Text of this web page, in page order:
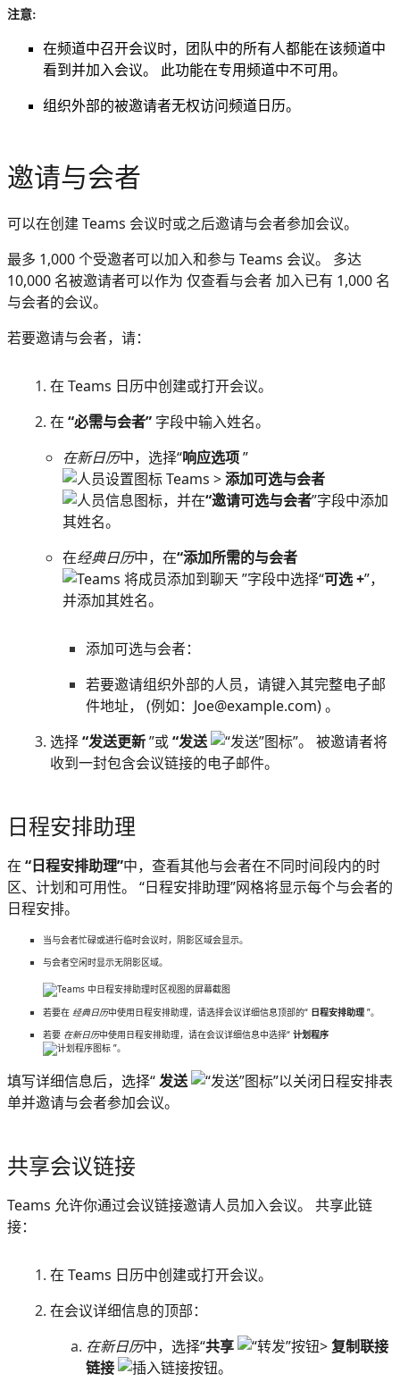
注意:
在频道中召开会议时，团队中的所有人都能在该频道中
看到并加入会议。 此功能在专用频道中不可用。
组织外部的被邀请者无权访问频道日历。
邀请与会者
可以在创建 Teams 会议时或之后邀请与会者参加会议。
最多 1,000 个受邀者可以加入和参与 Teams 会议。 多达
10,000 名被邀请者可以作为 仅查看与会者 加入已有 1,000 名
与会者的会议。
若要邀请与会者，请：
在 Teams 日历中创建或打开会议。
在 “必需与会者” 字段中输入姓名。
在新日历中，选择“响应选项”
>添加可选与会者
，并在“邀请可选与会者”字段中添加
其姓名。
在经典日历中，在“添加所需的与会者
”字段中选择“可选 +”，
并添加其姓名。
添加可选与会者：
若要邀请组织外部的人员，请键入其完整电子邮
件地址， (例如：Joe@example.com) 。
选择“发送更新”或“发送
”。 被邀请者将
收到一封包含会议链接的电子邮件。
日程安排助理
在 “日程安排助理”中，查看其他与会者在不同时间段内的时
区、计划和可用性。 “日程安排助理”网格将显示每个与会者的
日程安排。
当与会者忙碌或进行临时会议时，阴影区域会显示。
与会者空闲时显示无阴影区域。
若要在 经典日历中使用日程安排助理，请选择会议详细信息顶部的“ 日程安排助理 ”。
若要 在新日历中使用日程安排助理，请在会议详细信息中选择“ 计划程序
”。
填写详细信息后，选择“发送
”以关闭日程安排表
单并邀请与会者参加会议。
共享会议链接
Teams 允许你通过会议链接邀请人员加入会议。 共享此链
接：
在 Teams 日历中创建或打开会议。
在会议详细信息的顶部：
在新日历中，选择“共享 >复制联接
链接
。